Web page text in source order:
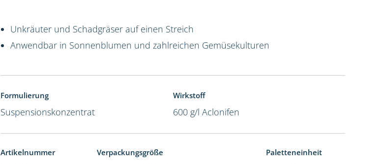
Unkräuter und Schadgräser auf einen Streich
Anwendbar in Sonnenblumen und zahlreichen Gemüsekulturen
Formulierung
Suspensionskonzentrat
Wirkstoff
600 g/l Aclonifen
Artikelnummer Verpackungsgröße Paletteneinheit